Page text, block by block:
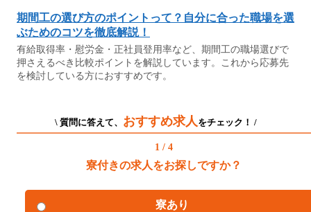
期間工の選び方のポイントって？自分に合った職場を選
ぶためのコツを徹底解説！
有給取得率・慰労金・正社員登用率など、期間工の職場選びで
押さえるべき比較ポイントを解説しています。これから応募先
を検討している方におすすめです。
\ 質問に答えて、 おすすめ求人をチェック！ /
1 / 4
寮付きの求人をお探しですか？
寮あり